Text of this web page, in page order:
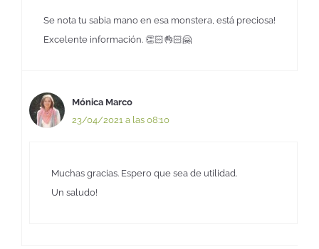
Se nota tu sabia mano en esa monstera, está preciosa!
Excelente información. 👏🏻👌🏻🤗
Mónica Marco
23/04/2021 a las 08:10
Muchas gracias. Espero que sea de utilidad.
Un saludo!